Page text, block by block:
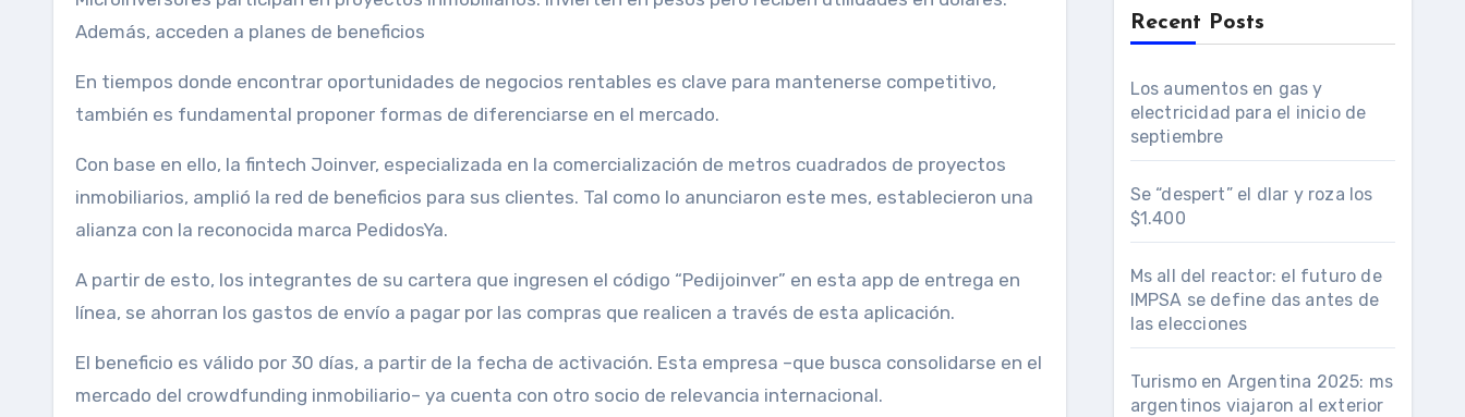
Además, acceden a planes de beneficios
En tiempos donde encontrar oportunidades de negocios rentables es clave para mantenerse competitivo,
también es fundamental proponer formas de diferenciarse en el mercado.
Con base en ello, la fintech Joinver, especializada en la comercialización de metros cuadrados de proyectos
inmobiliarios, amplió la red de beneficios para sus clientes. Tal como lo anunciaron este mes, establecieron una
alianza con la reconocida marca PedidosYa.
A partir de esto, los integrantes de su cartera que ingresen el código “Pedijoinver” en esta app de entrega en
línea, se ahorran los gastos de envío a pagar por las compras que realicen a través de esta aplicación.
El beneficio es válido por 30 días, a partir de la fecha de activación. Esta empresa –que busca consolidarse en el
mercado del crowdfunding inmobiliario– ya cuenta con otro socio de relevancia internacional.
Recent Posts
Los aumentos en gas y
electricidad para el inicio de
septiembre
Se “despert” el dlar y roza los
$1.400
Ms all del reactor: el futuro de
IMPSA se define das antes de
las elecciones
Turismo en Argentina 2025: ms
argentinos viajaron al exterior